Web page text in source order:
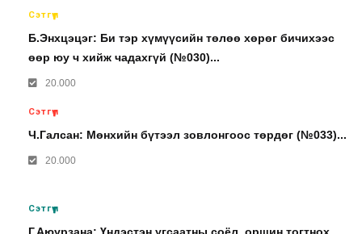
Сэтгүүл
Б.Энхцэцэг: Би тэр хүмүүсийн төлөө хөрөг бичихээс
өөр юу ч хийж чадахгүй (№030)...
20.000
Сэтгүүл
Ч.Галсан: Мөнхийн бүтээл зовлонгоос төрдөг (№033)...
20.000
Сэтгүүл